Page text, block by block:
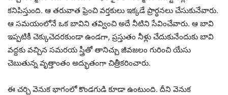
కనిపిస్తుంది. ఆ తరువాత ఫ్రెంచి వర్తకులు ఇక్కడే ప్రార్ధనలు చేసుకునేవారు.
ఆ సమయంలోనే ఒక బావిని తవ్వించి అదే నీటిని సేవించేవారు. ఆ బావి
ఇప్పటికీ చెక్కుచెదరకుండా ఉండగా, ప్రస్తుతం నీళ్లు చేదుకునేందుకు బావి
వద్దకు వచ్చిన సమరయ స్త్రీతో తానిచ్చు జీవజలం గురించి యేసు
చెబుతున్న వృత్తాంతం అద్భుతంగా చిత్రీకరించారు.
ఈ చర్చి వెనుక భాగంలో కొండగుడి కూడా ఉంటుంది. దీని వెనుక